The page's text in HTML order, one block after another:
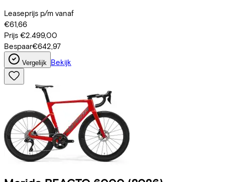
Leaseprijs p/m vanaf
€61,66
Prijs €2.499,00
Bespaar€642,97
Vergelijk Bekijk